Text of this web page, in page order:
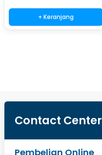
+ Keranjang
Contact Center
Pembelian Online